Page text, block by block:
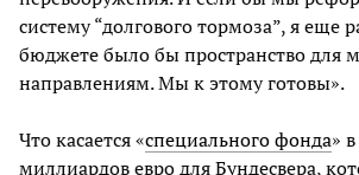
систему “долгового тормоза”, я еще
бюджете было бы пространство для
направлениям. Мы к этому готовы».
Что касается «специального фонда»
миллиардов евро для Бундесвера,